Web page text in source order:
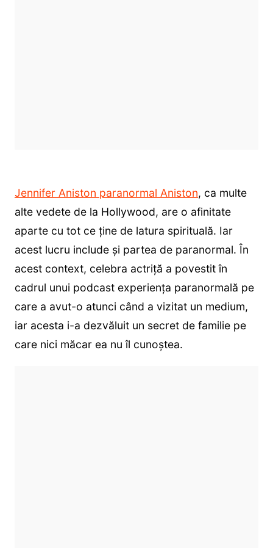
Jennifer Aniston paranormal Aniston, ca multe
alte vedete de la Hollywood, are o afinitate
aparte cu tot ce ține de latura spirituală. Iar
acest lucru include și partea de paranormal. În
acest context, celebra actriță a povestit în
cadrul unui podcast experiența paranormală pe
care a avut-o atunci când a vizitat un medium,
iar acesta i-a dezvăluit un secret de familie pe
care nici măcar ea nu îl cunoștea.